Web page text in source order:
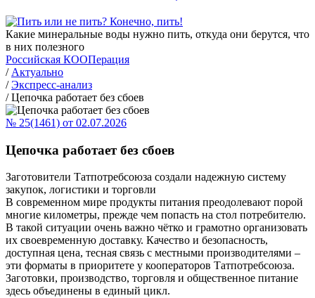
Какие минеральные воды нужно пить, откуда они берутся, что
в них полезного
Российская КООПерация
/ Актуально
/ Экспресс-анализ
/ Цепочка работает без сбоев
№ 25(1461) от 02.07.2026
Цепочка работает без сбоев
Заготовители Татпотребсоюза создали надежную систему
закупок, логистики и торговли
В современном мире продукты питания преодолевают порой
многие километры, прежде чем попасть на стол потребителю.
В такой ситуации очень важно чётко и грамотно организовать
их своевременную доставку. Качество и безопасность,
доступная цена, тесная связь с местными производителями –
эти форматы в приоритете у кооператоров Татпотребсоюза.
Заготовки, производство, торговля и общественное питание
здесь объединены в единый цикл.